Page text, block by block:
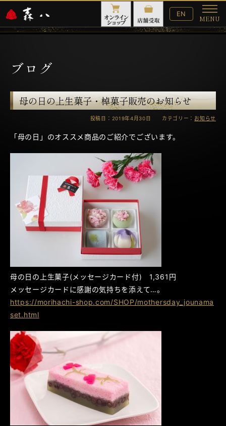
English
Website
EN
MENU
メ
ニ
ブログ
母の日の上生菓子・棹菓子販売のお知らせ
投稿日：2019年4月30日 カテゴリー： お知らせ
「母の日」のオススメ商品のご紹介でございます。
母の日の上生菓子(メッセージカード付) 1,361円
メッセージカードに感謝の気持ちを添えて…。
https://morihachi-shop.com/SHOP/mothersday_jounama
set.html